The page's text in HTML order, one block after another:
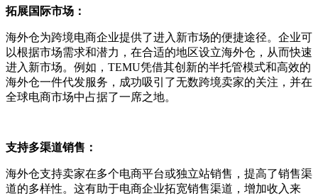
拓展国际市场：
海外仓为跨境电商企业提供了进入新市场的便捷途径。企业可
以根据市场需求和潜力，在合适的地区设立海外仓，从而快速
进入新市场。例如，TEMU凭借其创新的半托管模式和高效的
海外仓一件代发服务，成功吸引了无数跨境卖家的关注，并在
全球电商市场中占据了一席之地。
支持多渠道销售：
海外仓支持卖家在多个电商平台或独立站销售，提高了销售渠
道的多样性。这有助于电商企业拓宽销售渠道，增加收入来